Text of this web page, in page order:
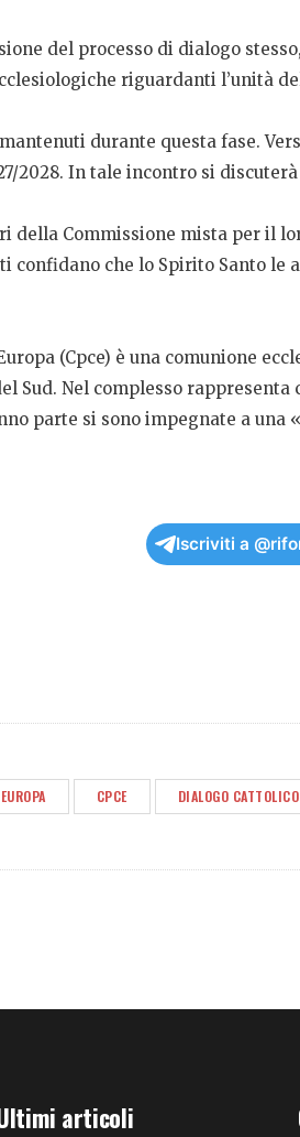
del processo di dialogo
riguardanti l’unità
durante questa fase.
2028. In tale incontro si
della Commissione mista per il
confidano che lo Spirito Santo
(Cpce) è una comunione
Sud. Nel complesso
parte si sono impegnate a
Iscriviti a
CPCE DIALOGO
articoli